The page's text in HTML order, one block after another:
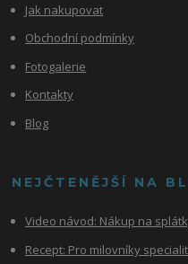
Jak nakupovat
Obchodní podmínky
Fotogalerie
Kontakty
Blog
NEJČTENĚJŠÍ NA
Video návod: Nákup na
Recept: Pro milovníky